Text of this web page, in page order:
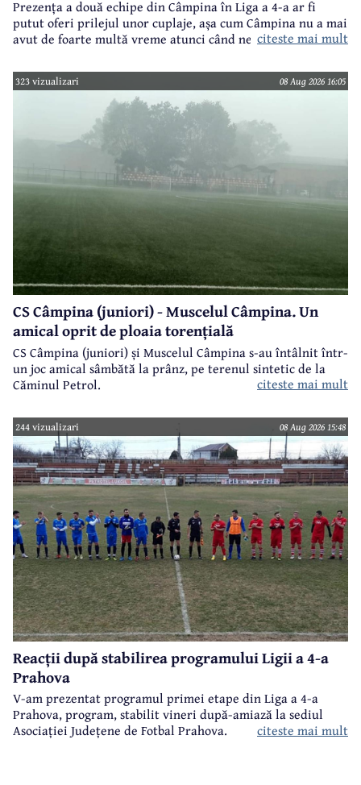
Prezența a două echipe din Câmpina în Liga a 4-a ar fi
putut oferi prilejul unor cuplaje, așa cum Câmpina nu a mai
avut de foarte multă vreme atunci când ne referim la
citeste mai mult
323 vizualizari 08 Aug 2026 16:05
CS Câmpina (juniori) - Muscelul Câmpina. Un
amical oprit de ploaia torențială
CS Câmpina (juniori) și Muscelul Câmpina s-au întâlnit într-
un joc amical sâmbătă la prânz, pe terenul sintetic de la
Căminul Petrol.
citeste mai mult
244 vizualizari 08 Aug 2026 15:48
Reacții după stabilirea programului Ligii a 4-a
Prahova
V-am prezentat programul primei etape din Liga a 4-a
Prahova, program, stabilit vineri după-amiază la sediul
Asociației Județene de Fotbal Prahova.
citeste mai mult